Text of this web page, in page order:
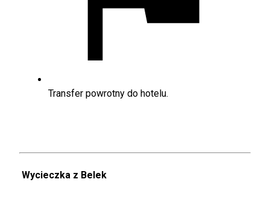
Transfer powrotny do hotelu.
Wycieczka z Belek